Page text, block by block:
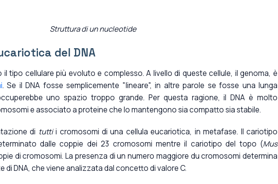
Struttura di un nucleotide
del DNA
tipo cellulare più evoluto e complesso. A livello di queste cellule, il genoma, è
. Se il DNA fosse semplicemente "lineare", in altre parole se fosse una lunga
uno spazio troppo grande. Per questa ragione, il DNA è molto
e associato a proteine che lo mantengono sia compatto sia stabile.
di tuttii cromosomi di una cellula eucariotica, in metafase. Il cariotipo
dalle coppie dei 23 cromosomi mentre il cariotipo del topo (Mus
di cromosomi. La presenza di un numero maggiore du cromosomi determina
DNA, che viene analizzata dal concetto di valore C.